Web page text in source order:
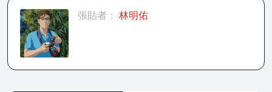
張貼者： 林明佑